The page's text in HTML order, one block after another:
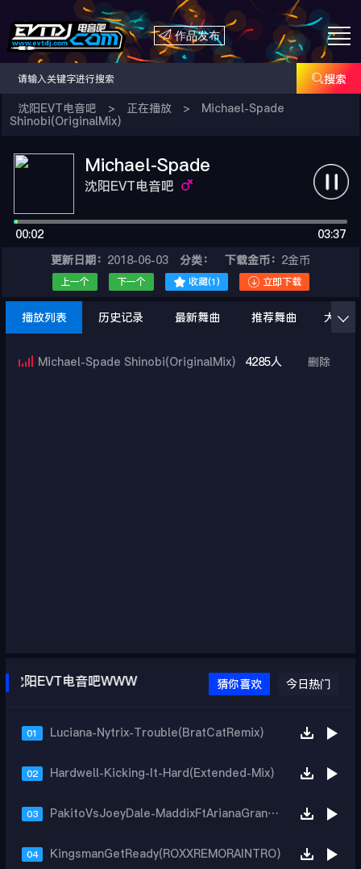
作品发布
搜索
沈阳EVT电音吧 > 正在播放 >
Michael-Spade
Shinobi(OriginalMix)
Michael-Spade
Shinobi(OriginalMix)
沈阳EVT电音吧
00:02
03:37
更新日期： 2018-06-03 分类： 下载金币： 2金币
上一个 下一个  收藏(1 )  立即下载
播放列表 历史记录 最新舞曲 推荐舞曲 大家在

Michael-Spade Shinobi(OriginalMix) 4285人 删除
沈阳EVT电音吧WWW.EVTDJ.COM 猜你喜欢 今日热门
01 Luciana-Nytrix-Trouble(BratCatRemix)
02 Hardwell-Kicking-It-Hard(Extended-Mix)
03 PakitoVsJoeyDale-MaddixFtArianaGrande-LivingIntoVideoShake(DmitryVFestivalMash)
04 KingsmanGetReady(ROXXREMORAINTRO)